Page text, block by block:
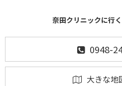
奈田クリニックに行
0948-
大きな地